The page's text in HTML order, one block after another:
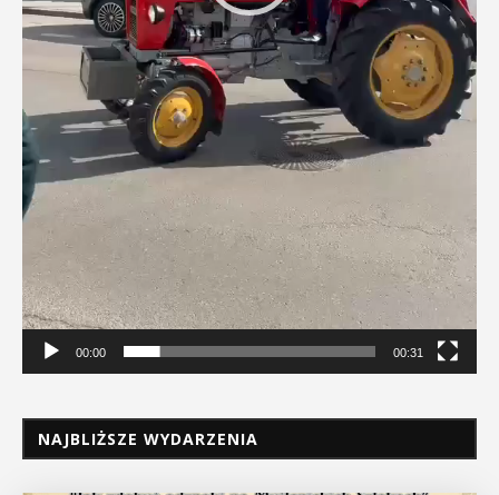
00:00 00:31
NAJBLIŻSZE WYDARZENIA